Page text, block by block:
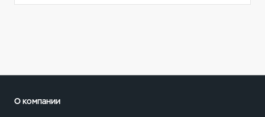
О компании